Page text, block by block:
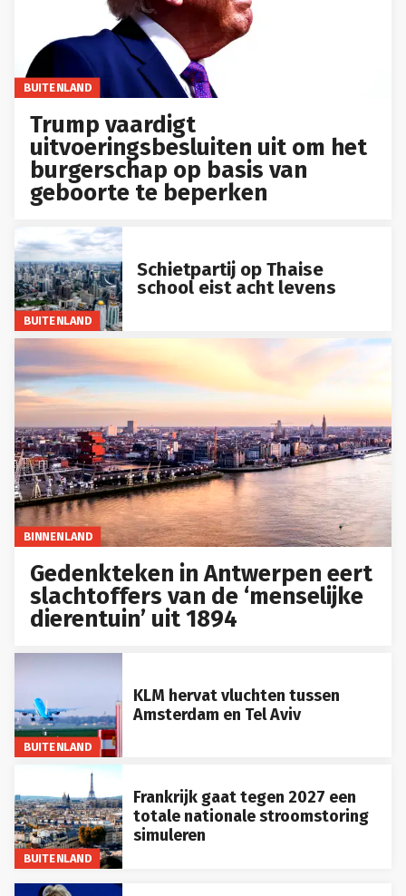
BUITENLAND
Trump vaardigt
uitvoeringsbesluiten uit om het
burgerschap op basis van
geboorte te beperken
BUITENLAND
Schietpartij op Thaise
school eist acht levens
BINNENLAND
Gedenkteken in Antwerpen eert
slachtoffers van de ‘menselijke
dierentuin’ uit 1894
BUITENLAND
KLM hervat vluchten tussen
Amsterdam en Tel Aviv
BUITENLAND
Frankrijk gaat tegen 2027 een
totale nationale stroomstoring
simuleren